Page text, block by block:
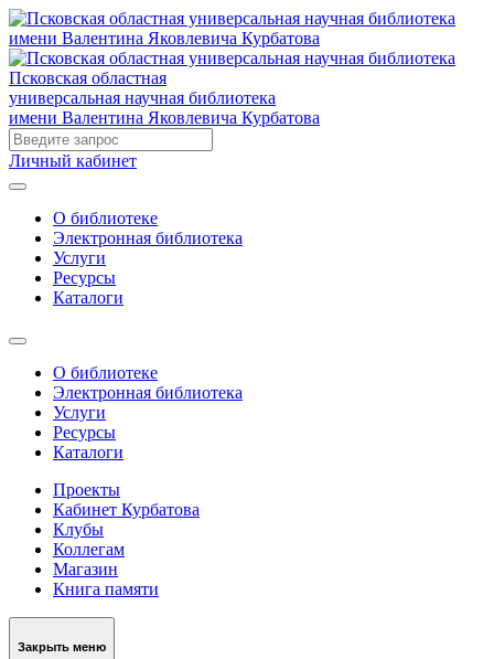
Псковская областная
универсальная научная библиотека
имени Валентина Яковлевича Курбатова
Личный кабинет
О библиотеке
Электронная библиотека
Услуги
Ресурсы
Каталоги
О библиотеке
Электронная библиотека
Услуги
Ресурсы
Каталоги
Проекты
Кабинет Курбатова
Клубы
Коллегам
Магазин
Книга памяти
Закрыть меню